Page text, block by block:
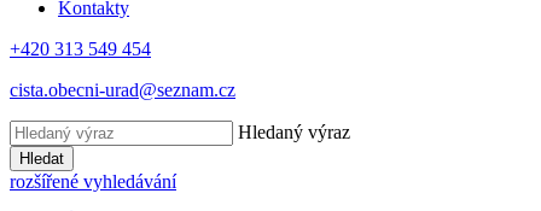
Kontakty
+420 313 549 454
cista.obecni-urad@seznam.cz
Hledaný výraz
Hledat
rozšířené vyhledávání